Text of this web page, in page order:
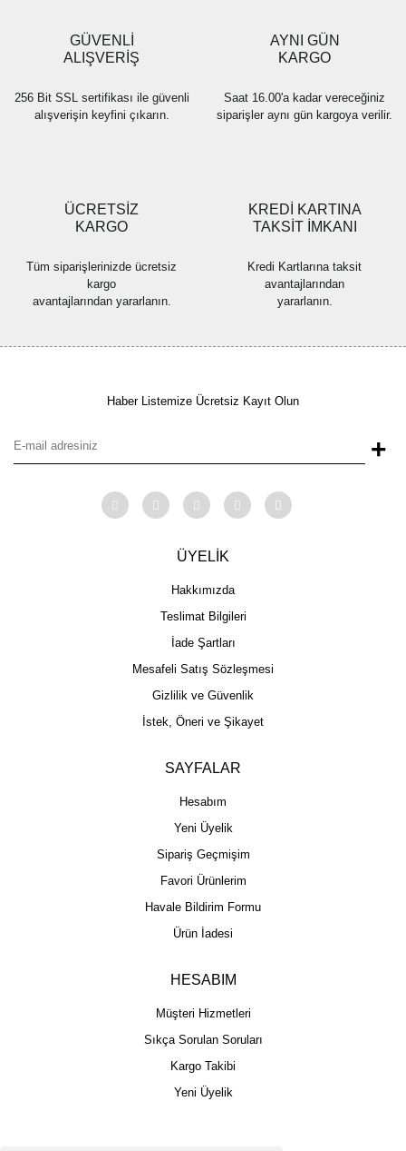
Ürün fiyatı diğer sitelerden daha pahalı.
Bu ürüne benzer farklı alternatifler olmalı.
GÜVENLİ
ALIŞVERİŞ
256 Bit SSL sertifikası ile güvenli
alışverişin keyfini çıkarın.
AYNI GÜN
KARGO
Saat 16.00'a kadar vereceğiniz
siparişler aynı gün kargoya verilir.
ÜCRETSİZ
KARGO
Tüm siparişlerinizde ücretsiz
kargo
avantajlarından yararlanın.
KREDİ KARTINA
TAKSİT İMKANI
Kredi Kartlarına taksit
avantajlarından
yararlanın.
Haber Listemize Ücretsiz Kayıt Olun
+
ÜYELİK
Hakkımızda
Teslimat Bilgileri
İade Şartları
Mesafeli Satış Sözleşmesi
Gizlilik ve Güvenlik
İstek, Öneri ve Şikayet
SAYFALAR
Hesabım
Yeni Üyelik
Sipariş Geçmişim
Favori Ürünlerim
Havale Bildirim Formu
Ürün İadesi
HESABIM
Müşteri Hizmetleri
Sıkça Sorulan Soruları
Kargo Takibi
Yeni Üyelik